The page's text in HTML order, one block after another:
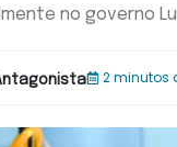
no governo
2 minutos